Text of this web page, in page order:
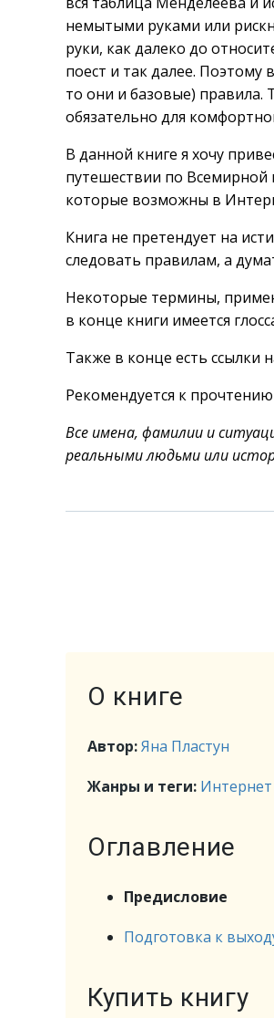
немытыми руками или
руки, как далеко до
поест и так далее. Поэтому
то они и базовые)
обязательно для
В данной книге я хочу
путешествии по Всемирной
которые возможны в
Книга не претендует на
следовать правилам, а
Некоторые термины,
в конце книги имеется
Также в конце есть ссылки
Рекомендуется к
Все имена, фамилии и
реальными людьми или
О книге
Автор:Яна Пластун
Жанры и теги: Интернет
Оглавление
Предисловие
Подготовка к
Купить книгу